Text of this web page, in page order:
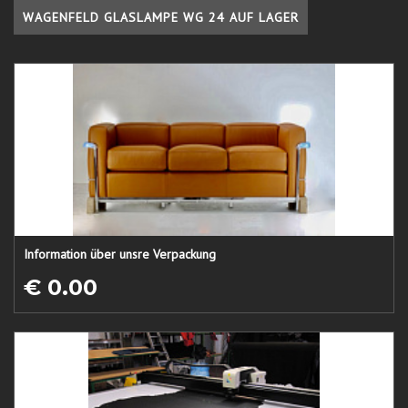
WAGENFELD GLASLAMPE WG 24 AUF LAGER
Information über unsre Verpackung
€ 0.00